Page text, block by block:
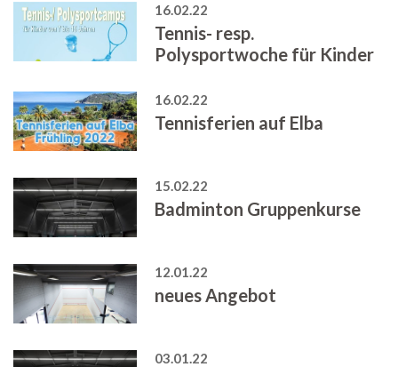
16.02.22
Tennis- resp.
Polysportwoche für Kinder
16.02.22
Tennisferien auf Elba
15.02.22
Badminton Gruppenkurse
12.01.22
neues Angebot
03.01.22